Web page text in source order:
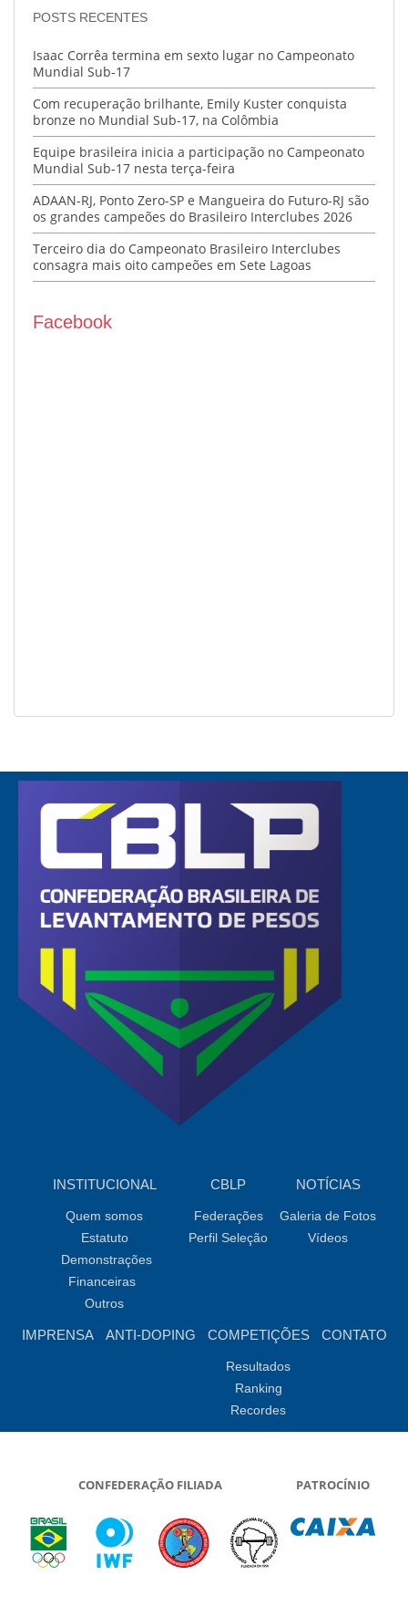
POSTS RECENTES
Isaac Corrêa termina em sexto lugar no Campeonato
Mundial Sub-17
Com recuperação brilhante, Emily Kuster conquista
bronze no Mundial Sub-17, na Colômbia
Equipe brasileira inicia a participação no Campeonato
Mundial Sub-17 nesta terça-feira
ADAAN-RJ, Ponto Zero-SP e Mangueira do Futuro-RJ são
os grandes campeões do Brasileiro Interclubes 2026
Terceiro dia do Campeonato Brasileiro Interclubes
consagra mais oito campeões em Sete Lagoas
Facebook
INSTITUCIONAL
Quem somos
Estatuto
Demonstrações
Financeiras
Outros
CBLP
Federações
Perfil Seleção
NOTÍCIAS
Galeria de Fotos
Vídeos
IMPRENSA ANTI-DOPING COMPETIÇÕES
Resultados
Ranking
Recordes
CONTATO
CONFEDERAÇÃO FILIADA PATROCÍNIO